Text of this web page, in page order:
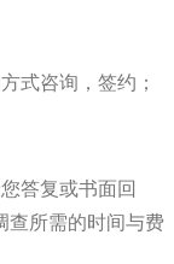
式咨询，签约；
答复或书面回
查所需的时间与费